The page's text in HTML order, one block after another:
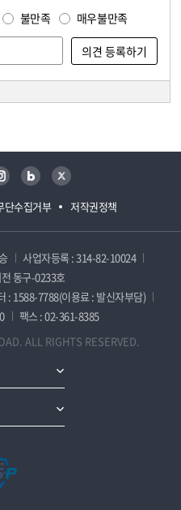
불만족 매우불만족
단수집거부 저작권정책
인스타그램 블로그 트위터
사업자등록 : 314-82-10024
동구-0233호
: 1588-7788(이용료 : 발신자부담)
팩스 : 02-361-8385
ALL RIGHTS RESERVED.